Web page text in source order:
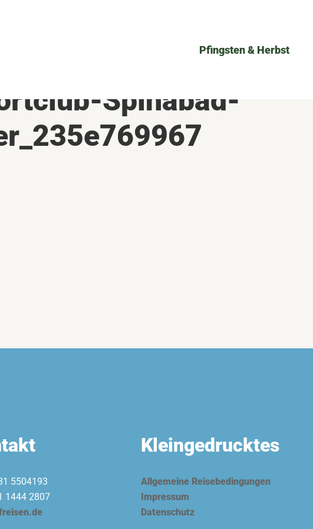
Pfingsten & Herbst
Spinabad-
5504193
1444 2807
Kleingedrucktes
Allgemeine Reisebedingungen
Impressum
Datenschutz